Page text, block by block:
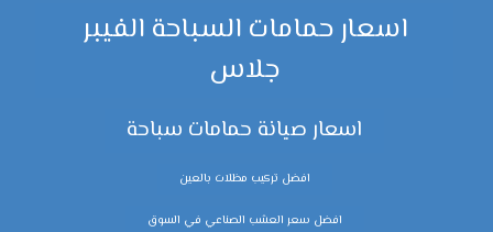
اسعار حمامات السباحة الفيبر
جلاس
اسعار صيانة حمامات سباحة
افضل تركيب مظلات بالعين
افضل سعر العشب الصناعي في السوق